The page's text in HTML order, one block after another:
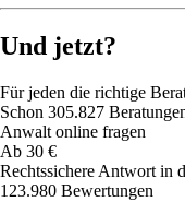
Und jetzt?
Für jeden die richtige
Schon 305.827
Anwalt online fragen
Ab 30 €
Rechtssichere Antwort in
123.980 Bewertungen